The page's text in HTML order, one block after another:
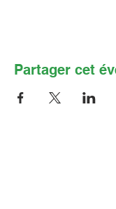
Partager cet